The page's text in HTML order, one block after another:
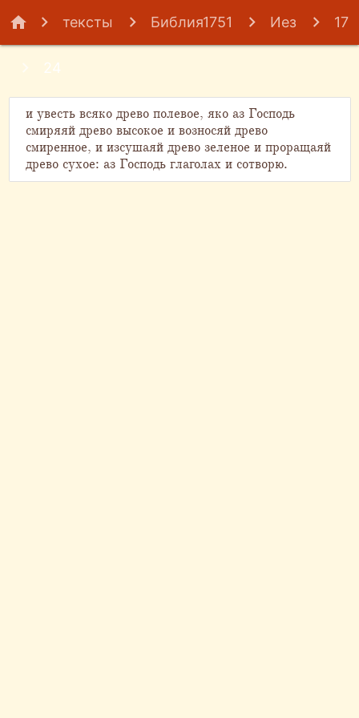
home тексты Библия1751 Иез 17
24
и увесть всяко древо полевое, яко аз Господь
смиряяй древо высокое и возносяй древо
смиренное, и изсушаяй древо зеленое и проращаяй
древо сухое: аз Господь глаголах и сотворю.